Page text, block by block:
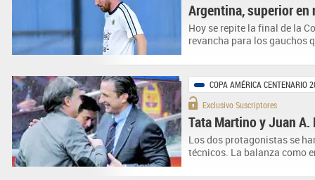
Argentina, superior en
Hoy se repite la final de la
revancha para los gauchos
COPA AMÉRICA CENTENARIO
Exclusivo Suscriptores
Tata Martino y Juan
Los dos protagonistas se
técnicos. La balanza como